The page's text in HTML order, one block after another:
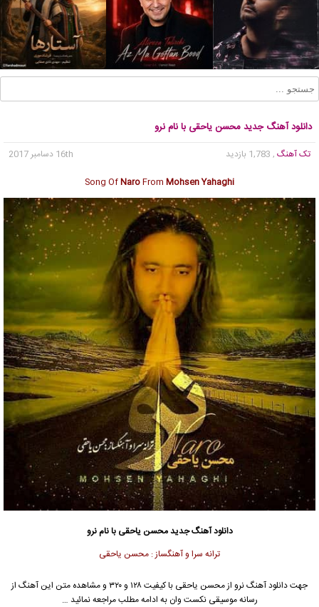
دانلود آهنگ جدید محسن یاحقی با نام نرو
تک آهنگ , 1,783 بازدید
16th دسامبر 2017
Song OfNaroFrom Mohsen Yahaghi
دانلود آهنگ جدیدمحسن یاحقی با نام نرو
ترانه سرا و آهنگساز : محسن یاحقی
جهت دانلود آهنگ نرو ازمحسن یاحقی
با کیفیت ۱۲۸ و ۳۲۰ و مشاهده متن این آهنگ از
رسانه موسیقی نکست وان به ادامه مطلب مراجعه نمائید …